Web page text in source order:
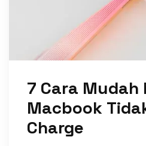
7 Cara
Macbook
Charge